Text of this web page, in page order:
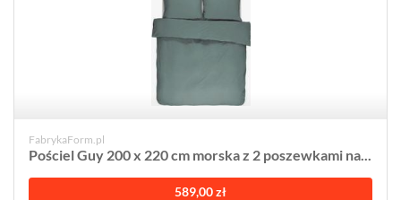
FabrykaForm.pl
Pościel Guy 200 x 220 cm morska z 2 poszewkami na...
589,00 zł